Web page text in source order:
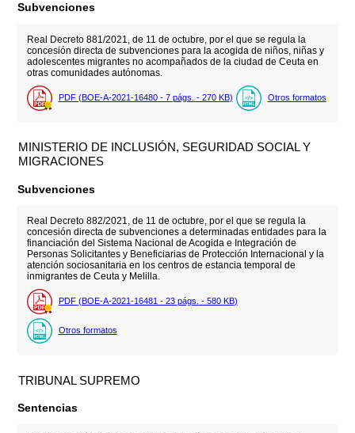
Subvenciones
Real Decreto 881/2021, de 11 de octubre, por el que se regula la
concesión directa de subvenciones para la acogida de niños, niñas y
adolescentes migrantes no acompañados de la ciudad de Ceuta en
otras comunidades autónomas.
PDF (BOE-A-2021-16480 - 7 págs. - 270 KB) Otros formatos
MINISTERIO DE INCLUSIÓN, SEGURIDAD SOCIAL Y
MIGRACIONES
Subvenciones
Real Decreto 882/2021, de 11 de octubre, por el que se regula la
concesión directa de subvenciones a determinadas entidades para la
financiación del Sistema Nacional de Acogida e Integración de
Personas Solicitantes y Beneficiarias de Protección Internacional y la
atención sociosanitaria en los centros de estancia temporal de
inmigrantes de Ceuta y Melilla.
PDF (BOE-A-2021-16481 - 23 págs. - 580 KB)
Otros formatos
TRIBUNAL SUPREMO
Sentencias